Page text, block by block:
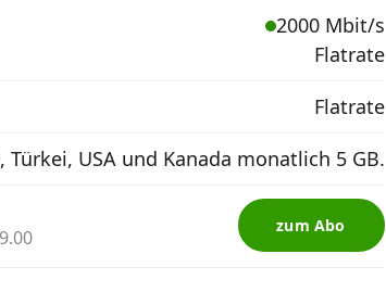
2000 Mbit/s
Flatrate
Flatrate
Türkei, USA und Kanada monatlich 5 GB.
zum Abo